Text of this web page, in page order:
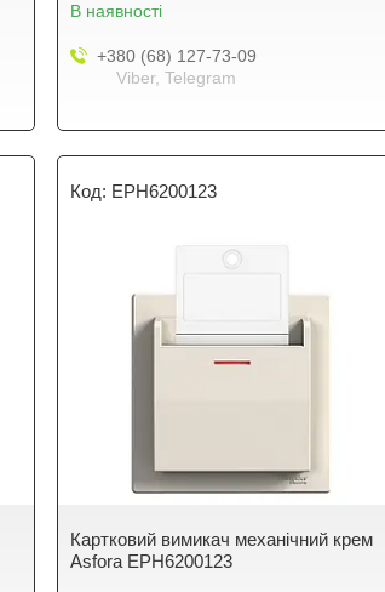
В наявності
+380 (68) 127-73-09
Viber, Telegram
EPH6200123
Картковий вимикач механічний крем
Asfora EPH6200123